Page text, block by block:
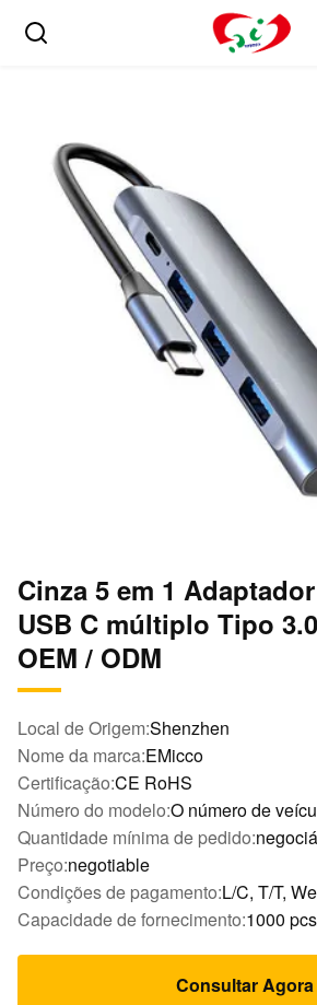
Cinza 5 em 1
USB C múltiplo Tipo
OEM / ODM
Local de Origem:Shenzhen
Nome da marca:EMicco
Certificação:CE RoHS
Número do modelo:O número de
Quantidade mínima de pedido:
Preço:negotiable
Condições de pagamento:L/C, T/T,
Capacidade de fornecimento:1000
Consultar Agora